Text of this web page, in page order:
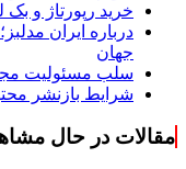
خرید رپورتاژ و بک
درباره ایران
جهان
سلب مسئولیت
شرایط بازنشر
مقالات در حال